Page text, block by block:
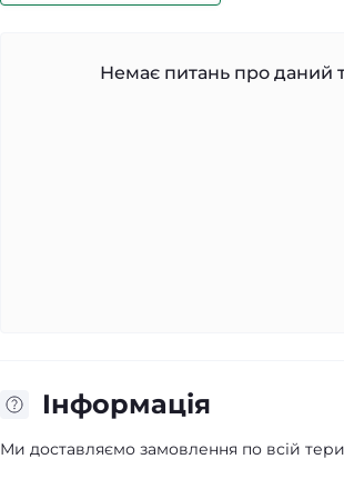
Немає питань про даний
Iнформація
Ми доставляємо замовлення по всій